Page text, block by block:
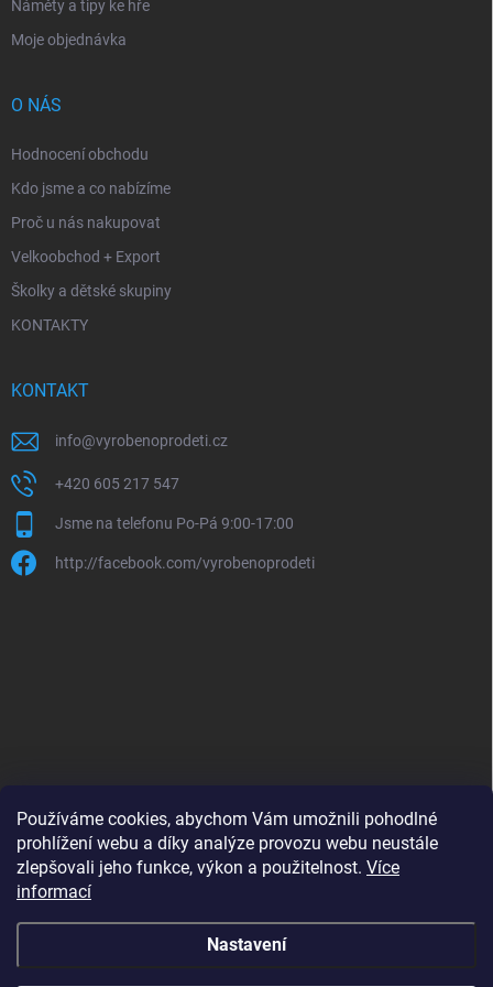
Používáme cookies, abychom Vám umožnili pohodlné
prohlížení webu a díky analýze provozu webu neustále
zlepšovali jeho funkce, výkon a použitelnost. Více
informací
Nastavení
Náměty a tipy ke hře
Moje objednávka
O NÁS
Hodnocení obchodu
Kdo jsme a co nabízíme
Proč u nás nakupovat
Velkoobchod + Export
Školky a dětské skupiny
KONTAKTY
KONTAKT
info@vyrobenoprodeti.cz
+420 605 217 547
Jsme na telefonu Po-Pá 9:00-17:00
http://facebook.com/vyrobenoprodeti
B2B shop pro obchodníky - www.krokido.cz